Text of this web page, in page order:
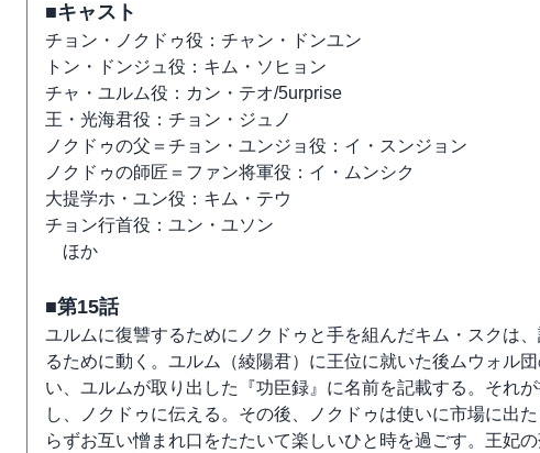
■キャスト
チョン・ノクドゥ役：チャン・ドンユン
トン・ドンジュ役：キム・ソヒョン
チャ・ユルム役：カン・テオ/5urprise
王・光海君役：チョン・ジュノ
ノクドゥの父＝チョン・ユンジョ役：イ・スンジョン
ノクドゥの師匠＝ファン将軍役：イ・ムンシク
大提学ホ・ユン役：キム・テウ
チョン行首役：ユン・ユソン
ほか
■第15話
ユルムに復讐するためにノクドゥと手を組んだキム・スクは
るために動く。ユルム（綾陽君）に王位に就いた後ムウォル
い、ユルムが取り出した『功臣録』に名前を記載する。それ
し、ノクドゥに伝える。その後、ノクドゥは使いに市場に出
らずお互い憎まれ口をたたいて楽しいひと時を過ごす。王妃